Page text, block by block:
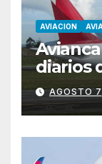
AVIACION
diarios
AGOSTO